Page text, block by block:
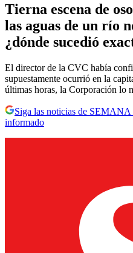
Tierna escena de
las aguas de un río
¿dónde sucedió
El director de la CVC había
supuestamente ocurrió en la
últimas horas, la Corporación lo
Siga las noticias de
informado